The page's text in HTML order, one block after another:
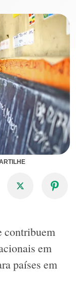
contribuem
em
países em